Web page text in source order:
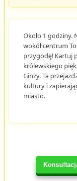
Około 1 godziny.
wokół centrum
przygodę! Kartuj
królewskiego
Ginzy. Ta
kultury i
miasto.